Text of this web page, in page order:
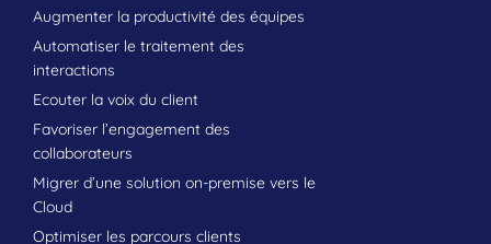
Augmenter la productivité des équipes
Automatiser le traitement des
interactions
Ecouter la voix du client
Favoriser l’engagement des
collaborateurs
Migrer d’une solution on-premise vers le
Cloud
Optimiser les parcours clients